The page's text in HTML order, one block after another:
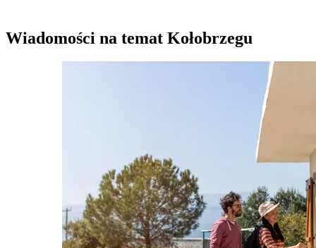
Wiadomości na temat Kołobrzegu